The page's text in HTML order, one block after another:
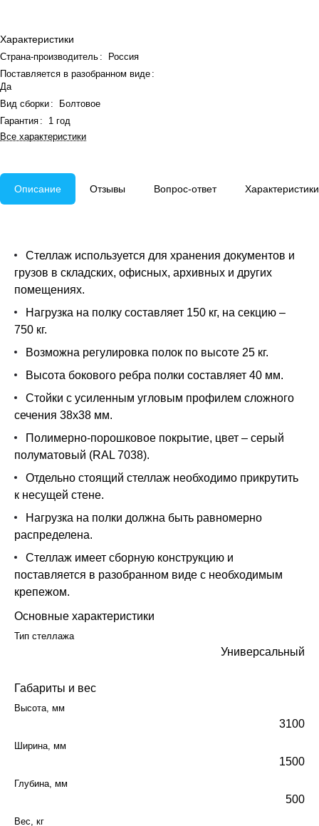
Характеристики
Страна-производитель :
Россия
Поставляется в разобранном виде :
Да
Вид сборки :
Болтовое
Гарантия :
1 год
Все характеристики
Описание Отзывы Вопрос-ответ Характеристики
Стеллаж используется для хранения документов и
грузов в складских, офисных, архивных и других
помещениях.
Нагрузка на полку составляет 150 кг, на секцию –
750 кг.
Возможна регулировка полок по высоте 25 кг.
Высота бокового ребра полки составляет 40 мм.
Стойки с усиленным угловым профилем сложного
сечения 38х38 мм.
Полимерно-порошковое покрытие, цвет – серый
полуматовый (RAL 7038).
Отдельно стоящий стеллаж необходимо прикрутить
к несущей стене.
Нагрузка на полки должна быть равномерно
распределена.
Стеллаж имеет сборную конструкцию и
поставляется в разобранном виде с необходимым
крепежом.
Основные характеристики
Тип стеллажа
Универсальный
Габариты и вес
Высота, мм
3100
Ширина, мм
1500
Глубина, мм
500
Вес, кг